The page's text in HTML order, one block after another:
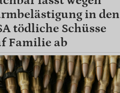
in den
tödliche Schüsse
Familie ab